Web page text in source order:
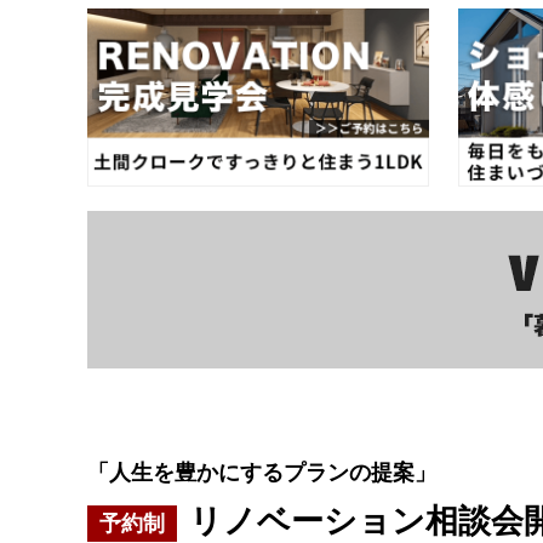
「人生を豊かにするプランの提案」
予約制 リノベーション相談会